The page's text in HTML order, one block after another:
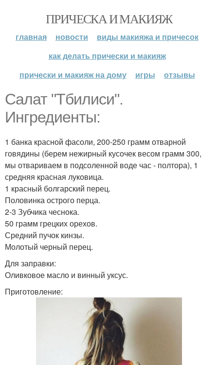
ПРИЧЕСКА И МАКИЯЖ
главная новости
виды макияжа и причесок
как делать прически и макияж
прически и макияж на дому
игры отзывы
Салат "Тбилиси".
Ингредиенты:
1 банка красной фасоли, 200-250 грамм отварной
говядины (берем нежирный кусочек весом грамм 300,
мы отвариваем в подсоленной воде час - полтора), 1
средняя красная луковица.
1 красный болгарский перец.
Половинка острого перца.
2-3 Зубчика чеснока.
50 грамм грецких орехов.
Средний пучок кинзы.
Молотый черный перец.
Для заправки:
Оливковое масло и винный уксус.
Приготовление: